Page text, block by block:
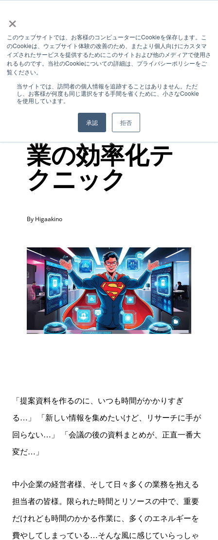
×
このウェブサイトでは、お客様のコンピューターにCookieを保存します。こ
のCookieは、ウェブサイト体験の改善のため、またより個人向けにカスタマ
イズされたサービスを提供するためにこのサイトおよび他のメディアで使用さ
れるものです。当社のCookieについての詳細は、プライバシーポリシーをご
覧ください。
当サイトでは、訪問者の個人情報を追跡することはありません。ただ
し、お客様が何度も同じ選択をする手間を省くために、小さなCookie
を使用しています。
承認 拒否
1 MIN READ
AIでパワポ・
リサーチを高
速化！中小企
業の効率化テ
クニック
By Higaakino
「提案資料を作るのに、いつも時間がかかりすぎ
る…」 「新しい情報を集めたいけど、リサーチに手が
回らない…」 「会議の後の資料まとめが、正直一番大
変だ…」
中小企業の経営者様、そして日々多くの業務を抱える
担当者の皆様。限られた時間とリソースの中で、重要
だけれども時間のかかる作業に、多くのエネルギーを
費やしてしまっている…そんな風に感じていらっしゃ